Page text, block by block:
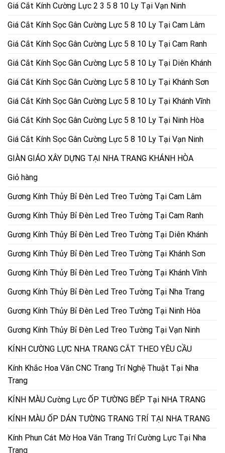
Giá Cắt Kính Cường Lực 2 3 5 8 10 Ly Tại Vạn Ninh
Giá Cắt Kính Sọc Gân Cường Lực 5 8 10 Ly Tại Cam Lâm
Giá Cắt Kính Sọc Gân Cường Lực 5 8 10 Ly Tại Cam Ranh
Giá Cắt Kính Sọc Gân Cường Lực 5 8 10 Ly Tại Diên Khánh
Giá Cắt Kính Sọc Gân Cường Lực 5 8 10 Ly Tại Khánh Sơn
Giá Cắt Kính Sọc Gân Cường Lực 5 8 10 Ly Tại Khánh Vĩnh
Giá Cắt Kính Sọc Gân Cường Lực 5 8 10 Ly Tại Ninh Hòa
Giá Cắt Kính Sọc Gân Cường Lực 5 8 10 Ly Tại Vạn Ninh
GIÀN GIÁO XÂY DỰNG TẠI NHA TRANG KHÁNH HÒA
Giỏ hàng
Gương Kính Thủy Bỉ Đèn Led Treo Tường Tại Cam Lâm
Gương Kính Thủy Bỉ Đèn Led Treo Tường Tại Cam Ranh
Gương Kính Thủy Bỉ Đèn Led Treo Tường Tại Diên Khánh
Gương Kính Thủy Bỉ Đèn Led Treo Tường Tại Khánh Sơn
Gương Kính Thủy Bỉ Đèn Led Treo Tường Tại Khánh Vĩnh
Gương Kính Thủy Bỉ Đèn Led Treo Tường Tại Nha Trang
Gương Kính Thủy Bỉ Đèn Led Treo Tường Tại Ninh Hòa
Gương Kính Thủy Bỉ Đèn Led Treo Tường Tại Vạn Ninh
KÍNH CƯỜNG LỰC NHA TRANG CẮT THEO YÊU CẦU
Kính Khắc Hoa Văn CNC Trang Trí Nghệ Thuật Tại Nha
Trang
KÍNH MÀU Cường Lực ỐP TƯỜNG BẾP Tại NHA TRANG
KÍNH MÀU ỐP DÁN TƯỜNG TRANG TRÍ TẠI NHA TRANG
Kính Phun Cát Mờ Hoa Văn Trang Trí Cường Lực Tại Nha
Trang